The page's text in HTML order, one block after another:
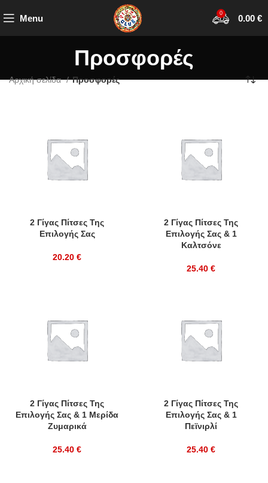
Menu 0 0.00 €
Προσφορές
Αρχική σελίδα Προσφορές
2 Γίγας Πίτσες Της
Επιλογής Σας
20.20 €
2 Γίγας Πίτσες Της
Επιλογής Σας & 1
Καλτσόνε
25.40 €
2 Γίγας Πίτσες Της
Επιλογής Σας & 1 Μερίδα
Ζυμαρικά
25.40 €
2 Γίγας Πίτσες Της
Επιλογής Σας & 1
Πεϊνιρλί
25.40 €